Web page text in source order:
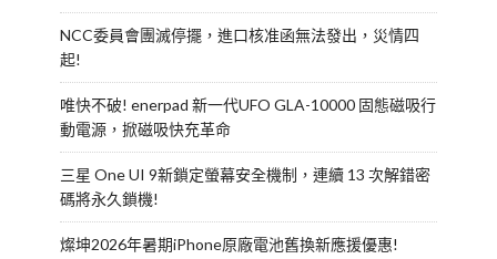
NCC委員會團滅停擺，進口核准函無法發出，災情四
起!
唯快不破! enerpad 新一代UFO GLA-10000 固態磁吸行
動電源，掀磁吸快充革命
三星 One UI 9新鎖定螢幕安全機制，連續 13 次解錯密
碼將永久鎖機!
燦坤2026年暑期iPhone原廠電池舊換新應援優惠!